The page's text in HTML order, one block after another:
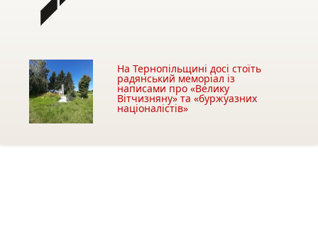
На Тернопільщині досі стоїть
радянський меморіал із
написами про «Велику
Вітчизняну» та «буржуазних
націоналістів»